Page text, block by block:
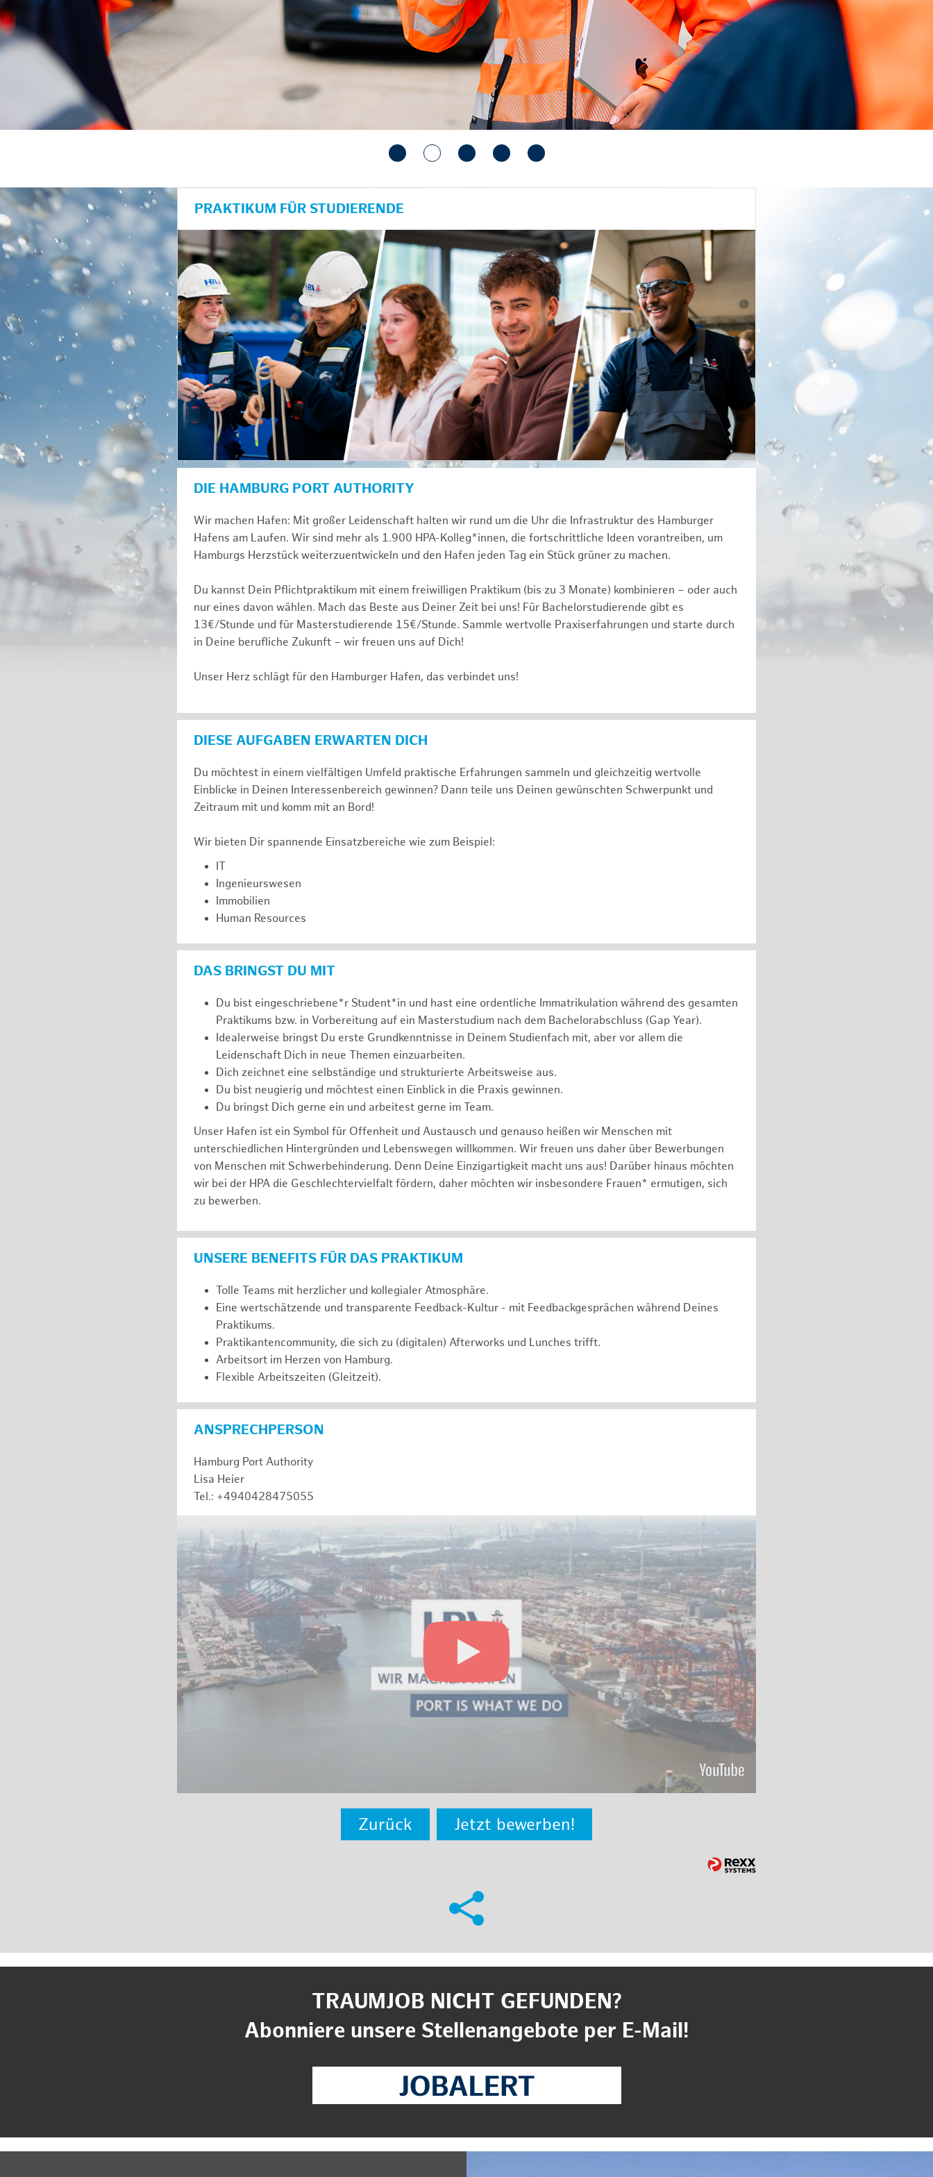
anzeigen/schließen
PRAKTIKUM FÜR STUDIERENDE
DIE HAMBURG PORT AUTHORITY
Wir machen Hafen: Mit großer Leidenschaft halten wir rund um die Uhr die Infrastruktur des Hamburger
Hafens am Laufen. Wir sind mehr als 1.900 HPA-Kolleg*innen, die fortschrittliche Ideen vorantreiben, um
Hamburgs Herzstück weiterzuentwickeln und den Hafen jeden Tag ein Stück grüner zu machen.
Du kannst Dein Pflichtpraktikum mit einem freiwilligen Praktikum (bis zu 3 Monate) kombinieren – oder auch
nur eines davon wählen. Mach das Beste aus Deiner Zeit bei uns! Für Bachelorstudierende gibt es
13€/Stunde und für Masterstudierende 15€/Stunde. Sammle wertvolle Praxiserfahrungen und starte durch
in Deine berufliche Zukunft – wir freuen uns auf Dich!
Unser Herz schlägt für den Hamburger Hafen, das verbindet uns!
DIESE AUFGABEN ERWARTEN DICH
Du möchtest in einem vielfältigen Umfeld praktische Erfahrungen sammeln und gleichzeitig wertvolle
Einblicke in Deinen Interessenbereich gewinnen? Dann teile uns Deinen gewünschten Schwerpunkt und
Zeitraum mit und komm mit an Bord!
Wir bieten Dir spannende Einsatzbereiche wie zum Beispiel:
IT
Ingenieurswesen
Immobilien
Human Resources
DAS BRINGST DU MIT
Du bist eingeschriebene*r Student*in und hast eine ordentliche Immatrikulation während des gesamten
Praktikums bzw. in Vorbereitung auf ein Masterstudium nach dem Bachelorabschluss (Gap Year).
Idealerweise bringst Du erste Grundkenntnisse in Deinem Studienfach mit, aber vor allem die
Leidenschaft Dich in neue Themen einzuarbeiten.
Dich zeichnet eine selbständige und strukturierte Arbeitsweise aus.
Du bist neugierig und möchtest einen Einblick in die Praxis gewinnen.
Du bringst Dich gerne ein und arbeitest gerne im Team.
Unser Hafen ist ein Symbol für Offenheit und Austausch und genauso heißen wir Menschen mit
unterschiedlichen Hintergründen und Lebenswegen willkommen. Wir freuen uns daher über Bewerbungen
von Menschen mit Schwerbehinderung. Denn Deine Einzigartigkeit macht uns aus! Darüber hinaus möchten
wir bei der HPA die Geschlechtervielfalt fördern, daher möchten wir insbesondere Frauen* ermutigen, sich
zu bewerben.
UNSERE BENEFITS FÜR DAS PRAKTIKUM
Tolle Teams mit herzlicher und kollegialer Atmosphäre.
Eine wertschätzende und transparente Feedback-Kultur - mit Feedbackgesprächen während Deines
Praktikums.
Praktikantencommunity, die sich zu (digitalen) Afterworks und Lunches trifft.
Arbeitsort im Herzen von Hamburg.
Flexible Arbeitszeiten (Gleitzeit).
ANSPRECHPERSON
Hamburg Port Authority
Lisa Heier
Tel.: +4940428475055
Zurück Jetzt bewerben!
TRAUMJOB NICHT GEFUNDEN?
Abonniere unsere Stellenangebote per E-Mail!